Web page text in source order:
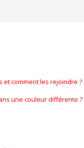
et comment les rejoindre ?
une couleur différente ?